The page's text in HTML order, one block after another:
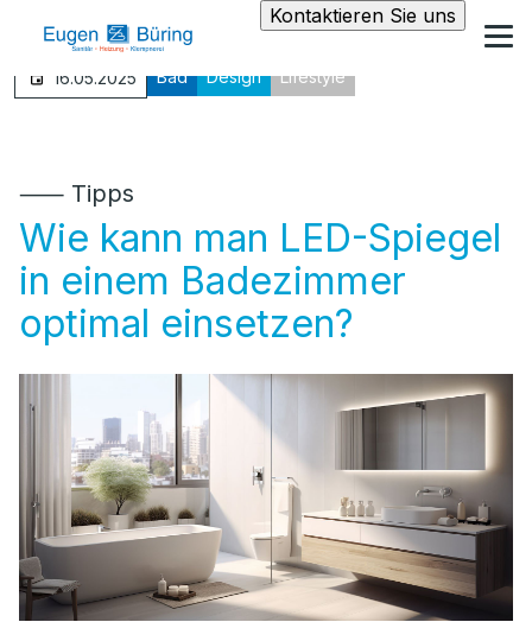
Kontaktieren Sie uns
16.05.2025 Bad Design Lifestyle
⸺ Tipps
Wie kann man LED-Spiegel
in einem Badezimmer
optimal einsetzen?